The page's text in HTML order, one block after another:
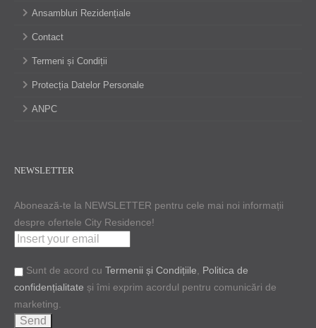
Ansambluri Rezidențiale
Contact
Termeni și Condiții
Protecția Datelor Personale
ANPC
NEWSLETTER
Abonează-te la NEWSLETTER pentru cele mai noi informații
despre ofertele City Residence!
Sunt de acord cu Termenii și Condițiile
Politica de
confidențialitate și îmi exprim acordul pentru comunicări de
marketing.